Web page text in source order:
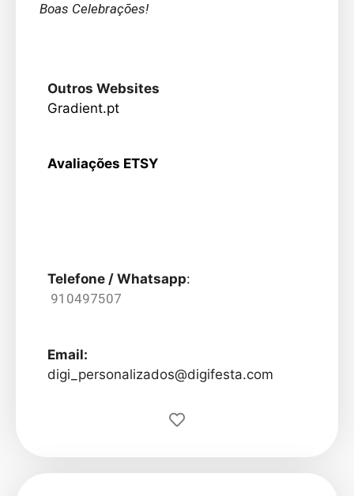
Boas Celebrações!
Outros Websites
Gradient.pt
Avaliações ETSY
Telefone / Whatsapp:
910497507
Email:
digi_personalizados@digifesta.com